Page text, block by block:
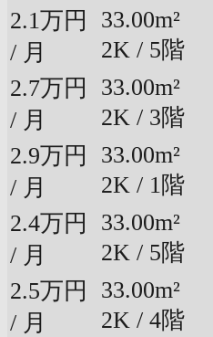
2.1万円
/ 月
33.00m²
2K / 5階
2.7万円
/ 月
33.00m²
2K / 3階
2.9万円
/ 月
33.00m²
2K / 1階
2.4万円
/ 月
33.00m²
2K / 5階
2.5万円
/ 月
33.00m²
2K / 4階